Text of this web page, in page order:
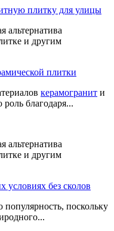
плитку для улицы
альтернатива
и другим
плитки
керамогранит и
благодаря...
альтернатива
и другим
условиях без сколов
популярность, поскольку